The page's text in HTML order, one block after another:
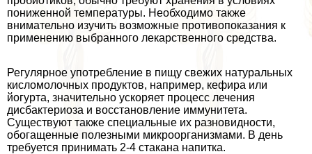
пониженной температуры. Необходимо также
внимательно изучить возможные противопоказания к
применению выбранного лекарственного средства.
Регулярное употрeбление в пищу свежих натуральных
кисломолочных продуктов, например, кефира или
йогурта, значительно ускоряет процесс лечения
дисбактериоза и восстановление иммунитета.
Существуют также специальные их разновидности,
обогащенные полезными микроорганизмами. В день
требуется принимать 2-4 стакана напитка.